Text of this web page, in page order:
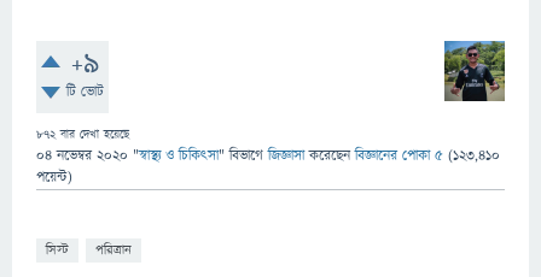
+9
টি ভোট
872বার দেখা হয়েছে
04 নভেম্বর 2020 "স্বাস্থ্য ও চিকিৎসা" বিভাগে জিজ্ঞাসাকরেছেনবিজ্ঞানের পোকা ৫ (123,410
পয়েন্ট)
সিস্ট পরিত্রান